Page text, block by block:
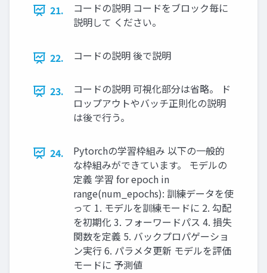
21.
コードの説明 コードをブロック毎に
説明して ください。
22. コードの説明 後で説明
23.
コードの説明 可視化部分は省略。 ド
ロップアウトやバッチ正則化の説明
は後で行う。
24.
Pytorchの学習枠組み 以下の一般的
な枠組みができています。 モデルの
定義 学習 for epoch in
range(num_epochs): 訓練データを使
って 1. モデルを訓練モードに 2. 勾配
を初期化 3. フォーワードパス 4. 損失
関数を定義 5. バックプロパゲーショ
ン実行 6. パラメタ更新 モデルを評価
モードに 予測値